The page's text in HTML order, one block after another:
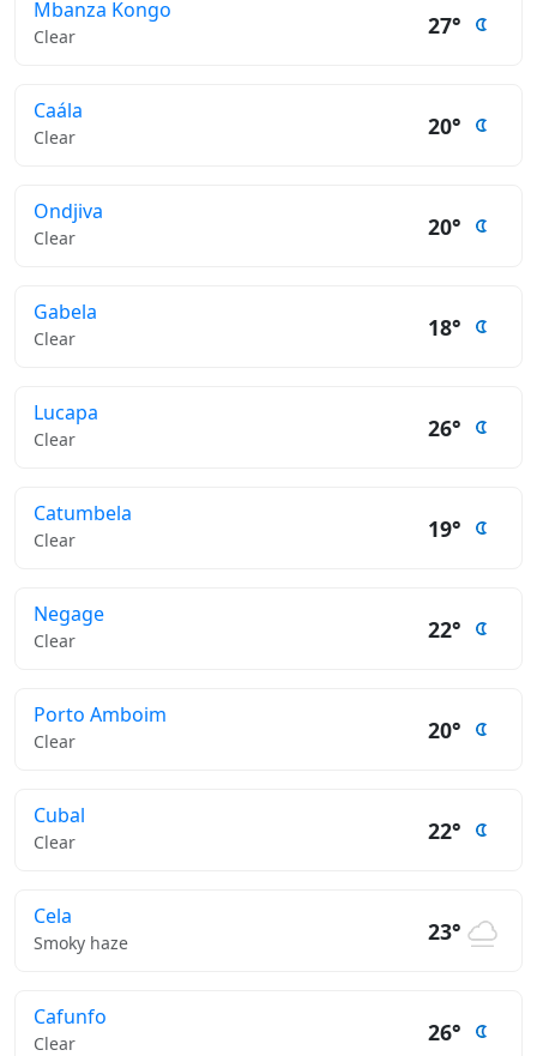
Mbanza Kongo
Clear 27°
Caála
Clear 20°
Ondjiva
Clear 20°
Gabela
Clear 18°
Lucapa
Clear 26°
Catumbela
Clear 19°
Negage
Clear 22°
Porto Amboim
Clear 20°
Cubal
Clear 22°
Cela
Smoky haze 23°
Cafunfo
Clear 26°